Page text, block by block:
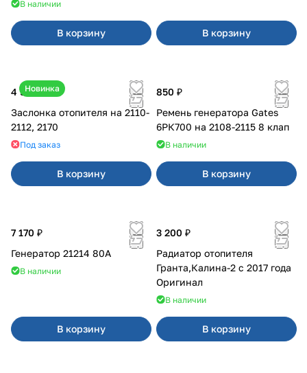
В наличии
В корзину В корзину
Новинка
4 500 ₽
Заслонка отопителя на 2110-
2112, 2170
Под заказ
В корзину
850 ₽
Ремень генератора Gates
6РК700 на 2108-2115 8 клап
В наличии
В корзину
7 170 ₽
Генератор 21214 80А
В наличии
В корзину
3 200 ₽
Радиатор отопителя
Гранта,Калина-2 с 2017 года
Оригинал
В наличии
В корзину